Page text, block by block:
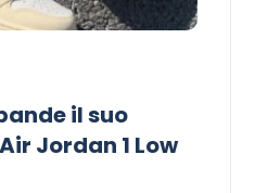
il suo
Jordan 1 Low